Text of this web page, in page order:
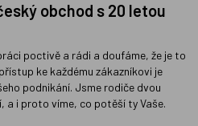
obchod s 20 letou
poctivě a rádi a doufáme, že je to
ke každému zákazníkovi je
podnikání. Jsme rodiče dvou
a i proto víme, co potěší ty Vaše.